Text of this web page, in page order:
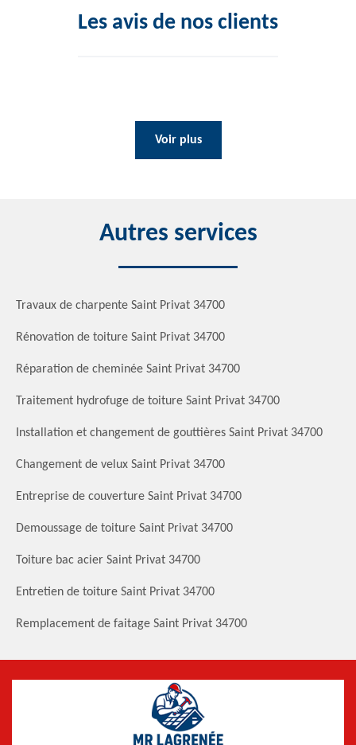
Les avis de nos clients
Voir plus
Autres services
Travaux de charpente Saint Privat 34700
Rénovation de toiture Saint Privat 34700
Réparation de cheminée Saint Privat 34700
Traitement hydrofuge de toiture Saint Privat 34700
Installation et changement de gouttières Saint Privat 34700
Changement de velux Saint Privat 34700
Entreprise de couverture Saint Privat 34700
Demoussage de toiture Saint Privat 34700
Toiture bac acier Saint Privat 34700
Entretien de toiture Saint Privat 34700
Remplacement de faitage Saint Privat 34700